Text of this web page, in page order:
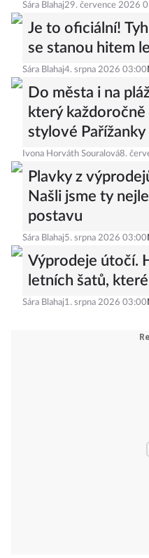
Sára Blahaj29. července 2026
Je to oficiální!
se stanou hitem
Sára Blahaj4. srpna 2026 03:00
Do města i na
který
stylové Pařížanky
Ivona Horváth Souralová8.
Plavky z
Našli jsme ty
postavu
Sára Blahaj5. srpna 2026 03:00
Výprodeje útočí.
letních šatů,
Sára Blahaj1. srpna 2026 03:00